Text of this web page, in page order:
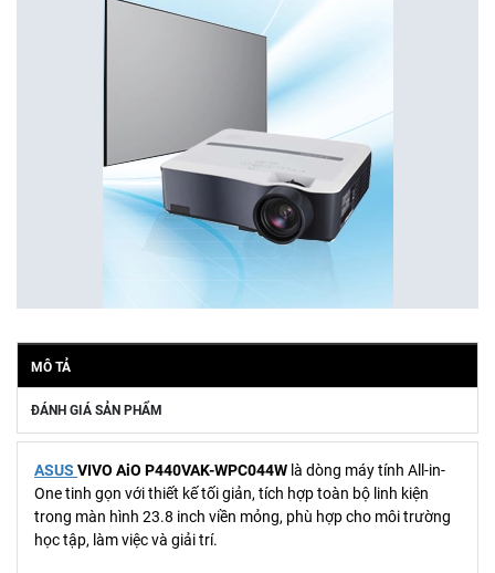
MÔ TẢ
ĐÁNH GIÁ SẢN PHẨM
ASUS VIVO AiO P440VAK-WPC044W là dòng máy tính All-in-
One tinh gọn với thiết kế tối giản, tích hợp toàn bộ linh kiện
trong màn hình 23.8 inch viền mỏng, phù hợp cho môi trường
học tập, làm việc và giải trí.